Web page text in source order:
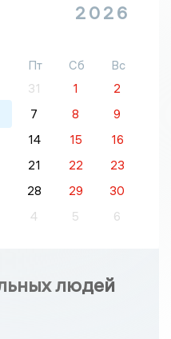
2026
Пт Сб
Вс
31 1
2
7 8
9
14 15
16
21 22
23
28 29
30
4 5 6
людей